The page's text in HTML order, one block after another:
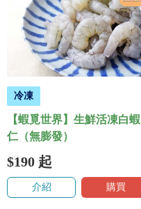
冷凍
【蝦覓世界】生鮮活凍白蝦
仁（無膨發）
$190 起
介紹 購買